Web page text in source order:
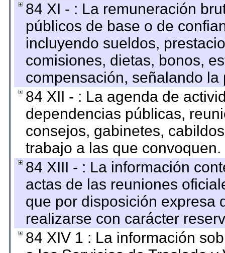
84 XI - : La remuneración
públicos de base o de
incluyendo sueldos,
comisiones, dietas, bonos,
compensación, señalando
84 XII - : La agenda de
dependencias públicas,
consejos, gabinetes,
trabajo a las que convoquen.
84 XIII - : La información
actas de las reuniones
que por disposición expresa
realizarse con carácter
84 XIV 1 : La información